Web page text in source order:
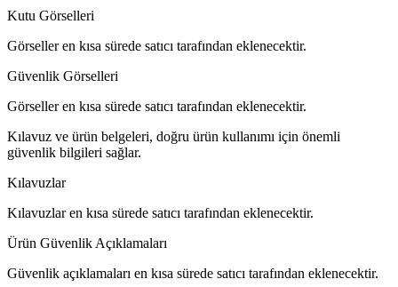
Kutu Görselleri
Görseller en kısa sürede satıcı tarafından eklenecektir.
Güvenlik Görselleri
Görseller en kısa sürede satıcı tarafından eklenecektir.
Kılavuz ve ürün belgeleri, doğru ürün kullanımı için önemli
güvenlik bilgileri sağlar.
Kılavuzlar
Kılavuzlar en kısa sürede satıcı tarafından eklenecektir.
Ürün Güvenlik Açıklamaları
Güvenlik açıklamaları en kısa sürede satıcı tarafından eklenecektir.